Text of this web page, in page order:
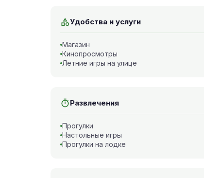
Удобства и услуги
Магазин
Кинопросмотры
Летние игры на улице
Развлечения
Прогулки
Настольные игры
Прогулки на лодке